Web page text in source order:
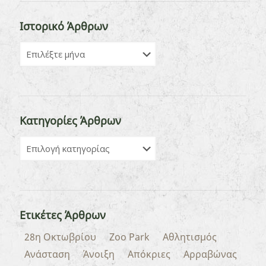
Ιστορικό Άρθρων
Κατηγορίες Άρθρων
Ετικέτες Άρθρων
28η Οκτωβρίου Zoo Park
Αθλητισμός
Ανάσταση
Άνοιξη Απόκριες
Αρραβώνας